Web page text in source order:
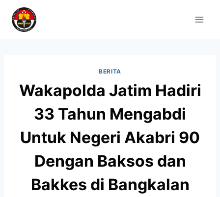
BERITA
Wakapolda Jatim Hadiri
33 Tahun Mengabdi
Untuk Negeri Akabri 90
Dengan Baksos dan
Bakkes di Bangkalan